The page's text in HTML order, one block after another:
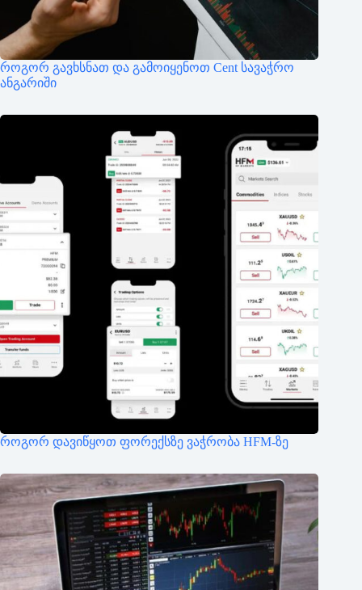
როგორ გავხსნათ და გამოიყენოთ Cent სავაჭრო
ანგარიში
როგორ დავიწყოთ ფორექსზე ვაჭრობა HFM-ზე